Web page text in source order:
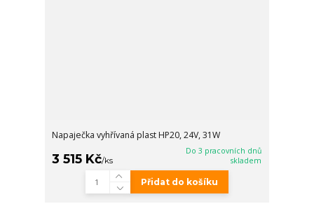
Napaječka vyhřívaná plast HP20, 24V, 31W
3 515 Kč/ks
Do 3 pracovních dnů
skladem
Přidat do košíku